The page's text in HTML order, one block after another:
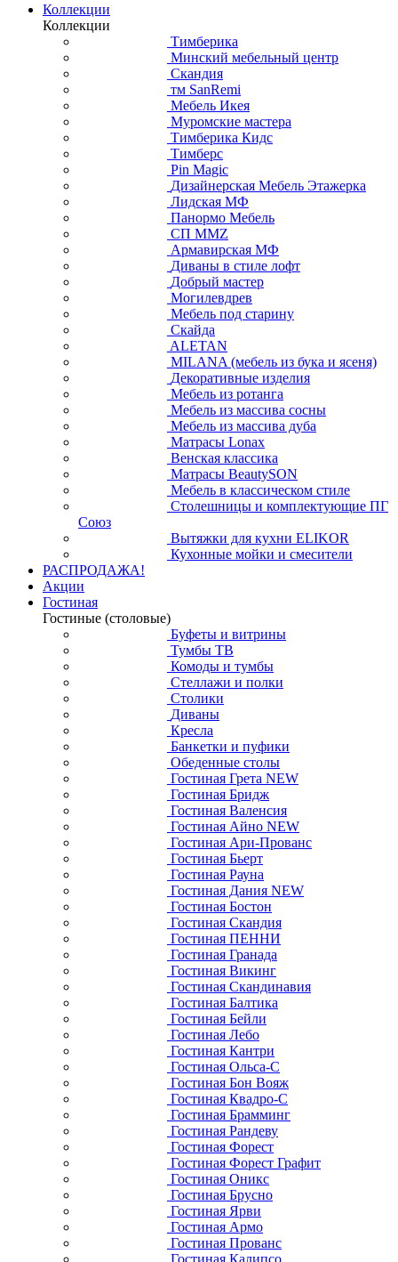
Коллекции
Коллекции
Тимберика
Минский мебельный центр
Скандия
тм SanRemi
Мебель Икея
Муромские мастера
Тимберика Кидс
Тимберс
Pin Magic
Дизайнерская Мебель Этажерка
Лидская МФ
Панормо Мебель
СП ММZ
Армавирская МФ
Диваны в стиле лофт
Добрый мастер
Могилевдрев
Мебель под старину
Скайда
ALETAN
MILANA (мебель из бука и ясеня)
Декоративные изделия
Мебель из ротанга
Мебель из массива сосны
Мебель из массива дуба
Матрасы Lonax
Венская классика
Матрасы BeautySON
Мебель в классическом стиле
Столешницы и комплектующие ПГ
Союз
Вытяжки для кухни ELIKOR
Кухонные мойки и смесители
РАСПРОДАЖА!
Акции
Гостиная
Гостиные (столовые)
Буфеты и витрины
Тумбы ТВ
Комоды и тумбы
Стеллажи и полки
Столики
Диваны
Кресла
Банкетки и пуфики
Обеденные столы
Гостиная Грета NEW
Гостиная Бридж
Гостиная Валенсия
Гостиная Айно NEW
Гостиная Ари-Прованс
Гостиная Бьерт
Гостиная Рауна
Гостиная Дания NEW
Гостиная Бостон
Гостиная Скандия
Гостиная ПЕННИ
Гостиная Гранада
Гостиная Викинг
Гостиная Скандинавия
Гостиная Балтика
Гостиная Бейли
Гостиная Лебо
Гостиная Кантри
Гостиная Ольса-С
Гостиная Бон Вояж
Гостиная Квадро-С
Гостиная Брамминг
Гостиная Рандеву
Гостиная Форест
Гостиная Форест Графит
Гостиная Оникс
Гостиная Брусно
Гостиная Ярви
Гостиная Армо
Гостиная Прованс
Гостиная Калипсо